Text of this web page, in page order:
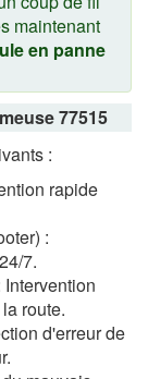
maintenant
en panne
77515
:
rapide
:
7.
Intervention
route.
d'erreur de